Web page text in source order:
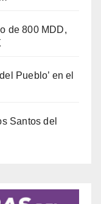
de 800 MDD,
Pueblo’ en el
Santos del